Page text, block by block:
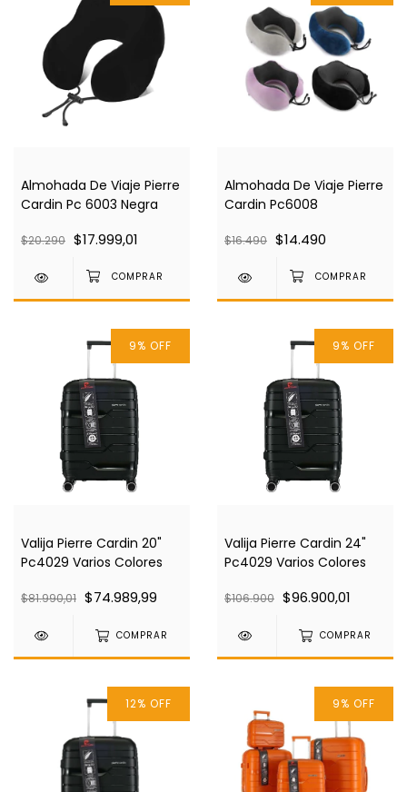
Almohada De Viaje Pierre
Cardin Pc 6003 Negra
$20.290 $17.999,01
Almohada De Viaje Pierre
Cardin Pc6008
$16.490 $14.490
9% OFF
Valija Pierre Cardin 20"
Pc4029 Varios Colores
$81.990,01 $74.989,99
COMPRAR
9% OFF
Valija Pierre Cardin 24"
Pc4029 Varios Colores
$106.900 $96.900,01
COMPRAR
12% OFF 9% OFF